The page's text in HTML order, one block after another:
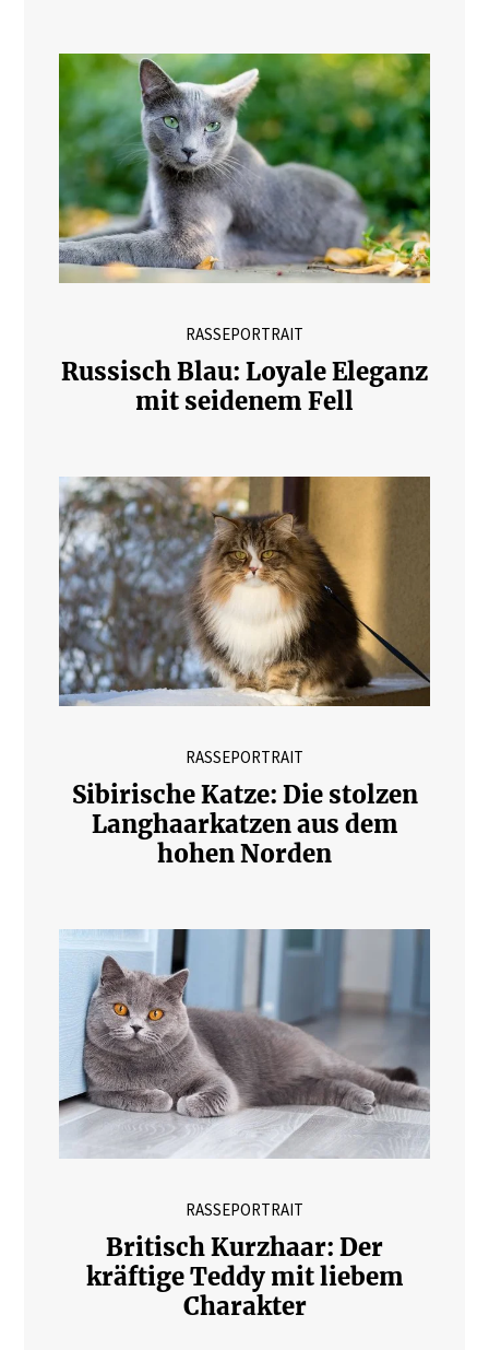
RASSEPORTRAIT
Russisch Blau: Loyale Eleganz
mit seidenem Fell
RASSEPORTRAIT
Sibirische Katze: Die stolzen
Langhaarkatzen aus dem
hohen Norden
RASSEPORTRAIT
Britisch Kurzhaar: Der
kräftige Teddy mit liebem
Charakter